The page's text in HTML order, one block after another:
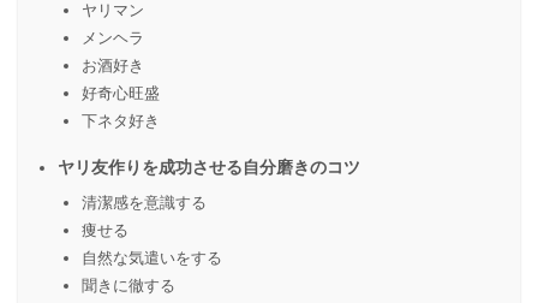
ヤリマン
メンヘラ
お酒好き
好奇心旺盛
下ネタ好き
ヤリ友作りを成功させる自分磨きのコツ
清潔感を意識する
痩せる
自然な気遣いをする
聞きに徹する